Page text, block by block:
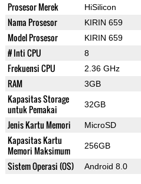
Prosesor Merek HiSilicon
Nama Prosesor KIRIN 659
Model Prosesor KIRIN 659
# Inti CPU 8
Frekuensi CPU 2.36 GHz
RAM 3GB
Kapasitas Storage
untuk Pemakai
32GB
Jenis Kartu Memori MicroSD
Kapasitas Kartu
Memori Maksimum
256GB
Sistem Operasi (OS) Android 8.0